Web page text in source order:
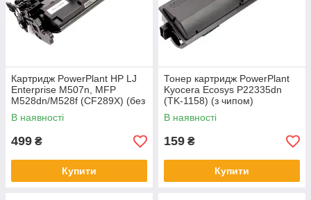
Картридж PowerPlant HP LJ
Enterprise M507n, MFP
M528dn/M528f (CF289X) (без
чипа)
В наявності
499 ₴
Купити
Тонер картридж PowerPlant
Kyocera Ecosys P22335dn
(TK-1158) (з чипом)
В наявності
159 ₴
Купити